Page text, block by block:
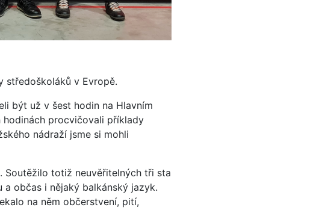
středoškoláků v Evropě.
být už v šest hodin na Hlavním
hodinách procvičovali příklady
nádraží jsme si mohli
Soutěžilo totiž neuvěřitelných tři sta
občas i nějaký balkánský jazyk.
na něm občerstvení, pití,